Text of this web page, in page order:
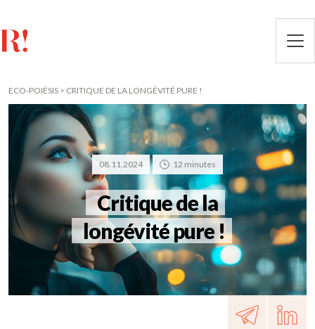
ECO-POIËSIS > CRITIQUE DE LA LONGÉVITÉ PURE !
08.11.2024 12 minutes
Critique de la
longévité pure !